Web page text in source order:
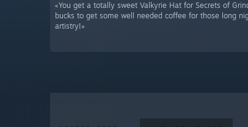
«You get a totally sweet Valkyrie Hat for Secrets of
bucks to get some well needed coffee for those long
artistry!»